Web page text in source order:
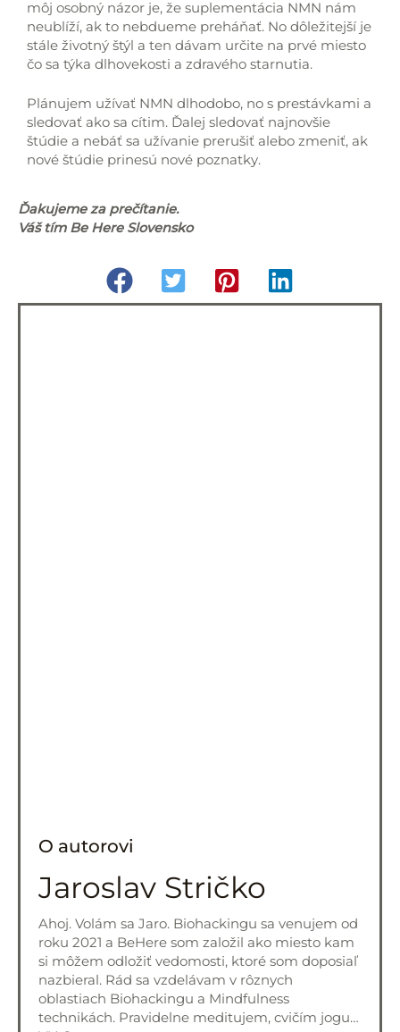
môj osobný názor je, že suplementácia NMN nám
neublíží, ak to nebdueme preháňať. No dôležitejší je
stále životný štýl a ten dávam určite na prvé miesto
čo sa týka dlhovekosti a zdravého starnutia.
Plánujem užívať NMN dlhodobo, no s prestávkami a
sledovať ako sa cítim. Ďalej sledovať najnovšie
štúdie a nebáť sa užívanie prerušiť alebo zmeniť, ak
nové štúdie prinesú nové poznatky.
Ďakujeme za prečítanie.
Váš tím Be Here Slovensko
O autorovi
Jaroslav Stričko
Ahoj. Volám sa Jaro. Biohackingu sa venujem od
roku 2021 a BeHere som založil ako miesto kam
si môžem odložiť vedomosti, ktoré som doposiaľ
nazbieral. Rád sa vzdelávam v rôznych
oblastiach Biohackingu a Mindfulness
technikách. Pravidelne meditujem, cvičím jogu…